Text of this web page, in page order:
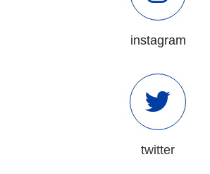
instagram
twitter